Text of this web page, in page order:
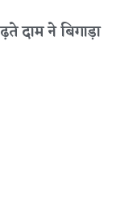
दाम ने बिगाड़ा